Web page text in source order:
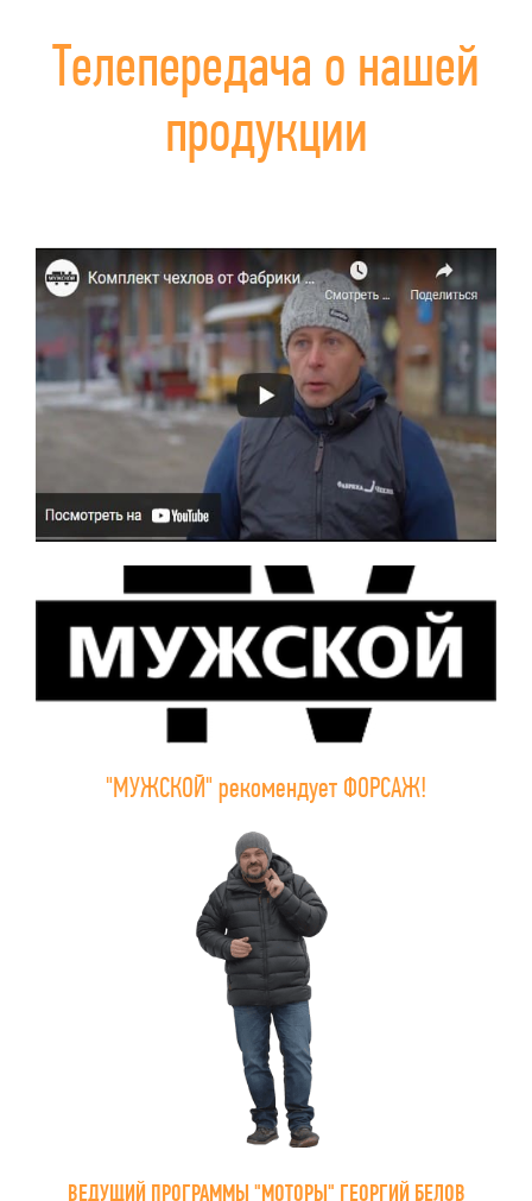
Телепередача о нашей
продукции
"МУЖСКОЙ" рекомендует ФОРСАЖ!
ВЕДУЩИЙ ПРОГРАММЫ "МОТОРЫ" ГЕОРГИЙ БЕЛОВ